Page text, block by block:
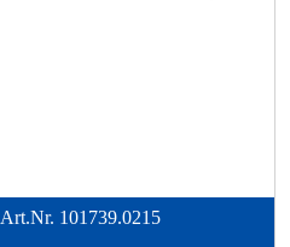
Art.Nr. 101739.0215